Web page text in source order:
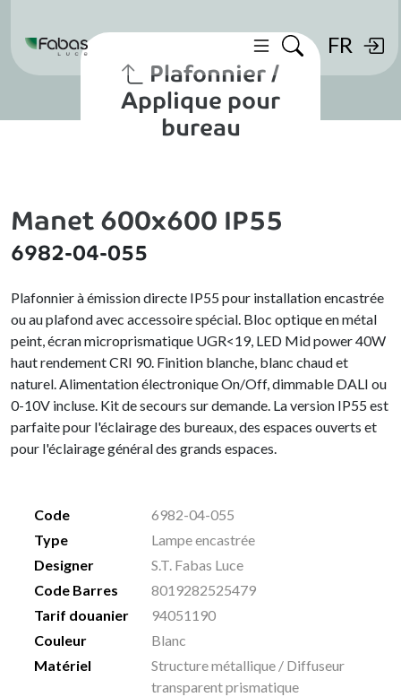
FR
Plafonnier /
Applique pour
bureau
Manet 600x600 IP55
6982-04-055
Plafonnier à émission directe IP55 pour installation encastrée
ou au plafond avec accessoire spécial. Bloc optique en métal
peint, écran microprismatique UGR<19, LED Mid power 40W
haut rendement CRI 90. Finition blanche, blanc chaud et
naturel. Alimentation électronique On/Off, dimmable DALI ou
0-10V incluse. Kit de secours sur demande. La version IP55 est
parfaite pour l'éclairage des bureaux, des espaces ouverts et
pour l'éclairage général des grands espaces.
Code
6982-04-055
Type
Lampe encastrée
Designer
S.T. Fabas Luce
Code Barres
8019282525479
Tarif douanier
94051190
Couleur
Blanc
Matériel
Structure métallique / Diffuseur
transparent prismatique